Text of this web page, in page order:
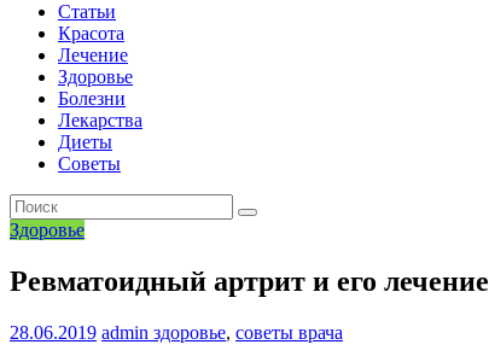
Статьи
Красота
Лечение
Здоровье
Болезни
Лекарства
Диеты
Советы
Здоровье
Ревматоидный артрит и его лечение
28.06.2019 admin здоровье, советы врача